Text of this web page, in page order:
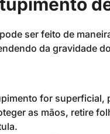
pode ser feito de
da gravidade
for superficial,
as mãos, retire